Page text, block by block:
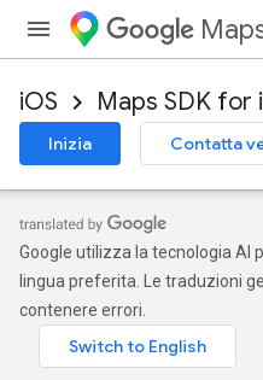
iOS Maps SDK for
Inizia Contatta
Google utilizza la tecnologia AI
lingua preferita. Le traduzioni
contenere errori.